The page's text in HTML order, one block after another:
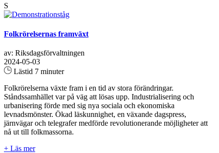
S
Folkrörelsernas framväxt
av: Riksdagsförvaltningen
2024-05-03
Lästid 7 minuter
Folkrörelserna växte fram i en tid av stora förändringar.
Ståndssamhället var på väg att lösas upp. Industrialisering och
urbanisering förde med sig nya sociala och ekonomiska
levnadsmönster. Ökad läskunnighet, en växande dagspress,
järnvägar och telegrafer medförde revolutionerande möjligheter att
nå ut till folkmassorna.
+ Läs mer